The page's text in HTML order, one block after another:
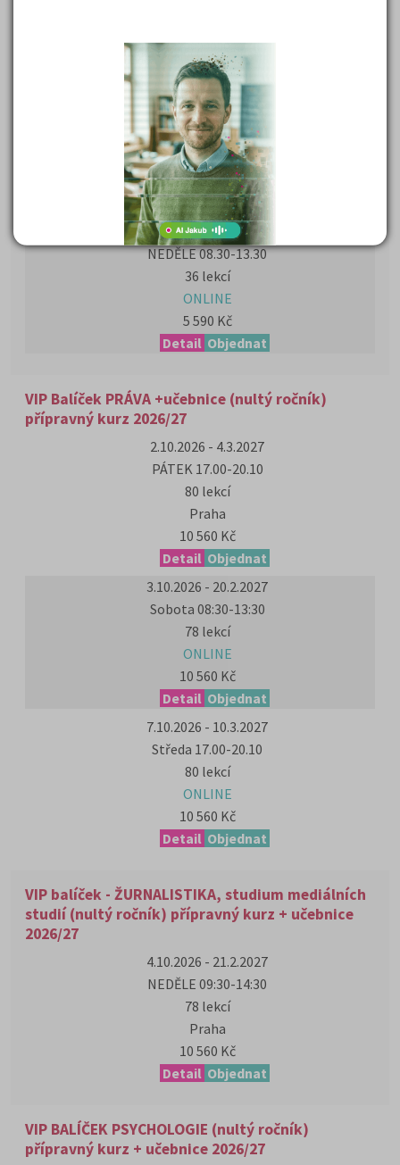
TSP MU online - NEDĚLE + učebnice 2026/27
4.10.2026 - 15.11.2026
NEDĚLE 08.30 - 13.30
36 lekcí
ONLINE
5 590 Kč
Detail Objednat
10.1.2027 - 7.3.2027
NEDĚLE 08.30-13.30
36 lekcí
ONLINE
5 590 Kč
Detail Objednat
VIP Balíček PRÁVA +učebnice (nultý ročník)
přípravný kurz 2026/27
2.10.2026 - 4.3.2027
PÁTEK 17.00-20.10
80 lekcí
Praha
10 560 Kč
Detail Objednat
3.10.2026 - 20.2.2027
Sobota 08:30-13:30
78 lekcí
ONLINE
10 560 Kč
Detail Objednat
7.10.2026 - 10.3.2027
Středa 17.00-20.10
80 lekcí
ONLINE
10 560 Kč
Detail Objednat
VIP balíček - ŽURNALISTIKA, studium mediálních
studií (nultý ročník) přípravný kurz + učebnice
2026/27
4.10.2026 - 21.2.2027
NEDĚLE 09:30-14:30
78 lekcí
Praha
10 560 Kč
Detail Objednat
VIP BALÍČEK PSYCHOLOGIE (nultý ročník)
přípravný kurz + učebnice 2026/27